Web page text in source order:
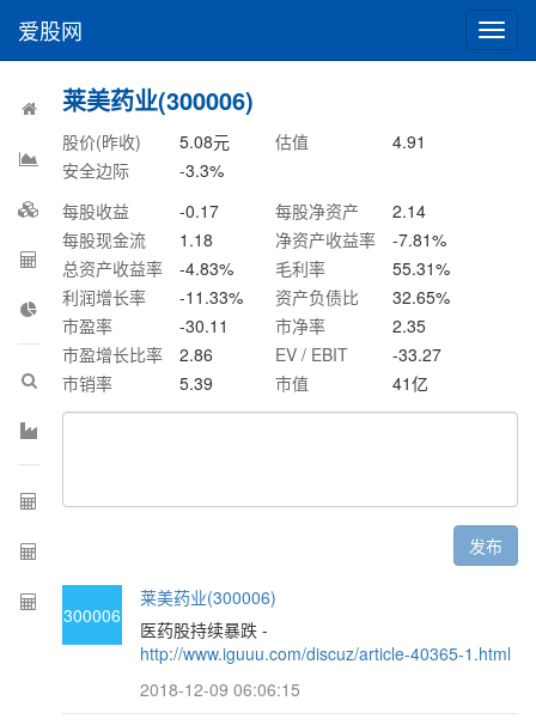
切
换
爱股网
莱美药业(300006)
股价(昨收) 5.08元 估值
4.91
安全边际
-3.3%
每股收益
-0.17 每股净资产
2.14
每股现金流
1.18 净资产收益率 -7.81%
总资产收益率
-4.83% 毛利率 55.31%
利润增长率
-11.33% 资产负债比 32.65%
市盈率
-30.11 市净率
2.35
市盈增长比率
2.86 EV / EBIT
-33.27
市销率
5.39 市值 41亿
发布
300006
莱美药业(300006)
医药股持续暴跌 -
http://www.iguuu.com/discuz/article-40365-1.html
2018-12-09 06:06:15